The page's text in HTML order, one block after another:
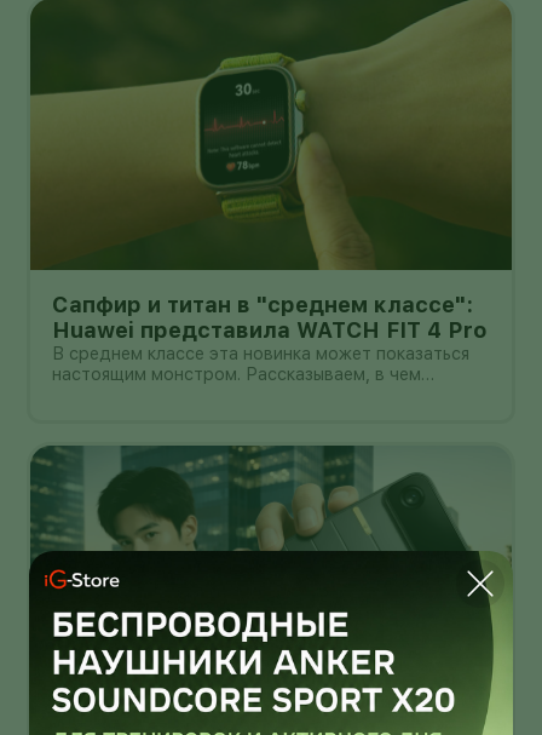
Сапфир и титан в "среднем классе":
Huawei представила WATCH FIT 4 Pro
В среднем классе эта новинка может показаться
настоящим монстром. Рассказываем, в чем